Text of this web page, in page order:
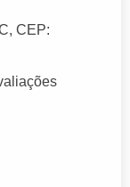
CEP: